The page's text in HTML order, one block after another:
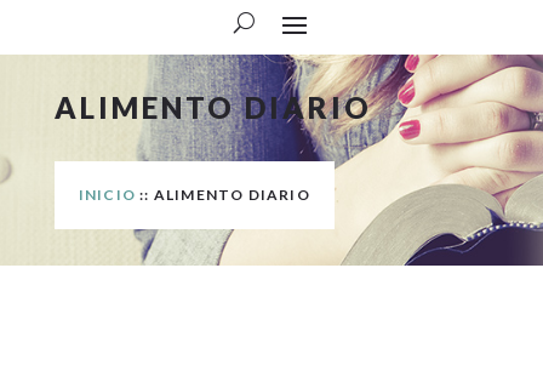
ALIMENTO DIARIO
INICIO :: ALIMENTO DIARIO